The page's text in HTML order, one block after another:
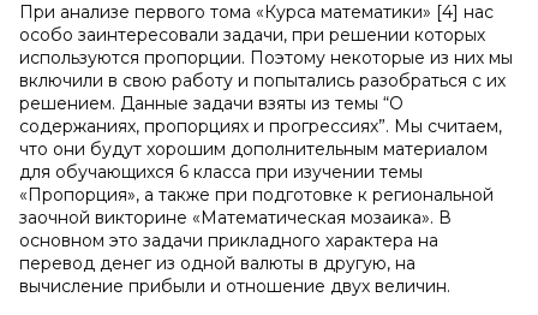
При анализе первого тома «Курса математики» [4] нас
особо заинтересовали задачи, при решении которых
используются пропорции. Поэтому некоторые из них мы
включили в свою работу и попытались разобраться с их
решением. Данные задачи взяты из темы “О
содержаниях, пропорциях и прогрессиях”. Мы считаем,
что они будут хорошим дополнительным материалом
для обучающихся 6 класса при изучении темы
«Пропорция», а также при подготовке к региональной
заочной викторине «Математическая мозаика». В
основном это задачи прикладного характера на
перевод денег из одной валюты в другую, на
вычисление прибыли и отношение двух величин.